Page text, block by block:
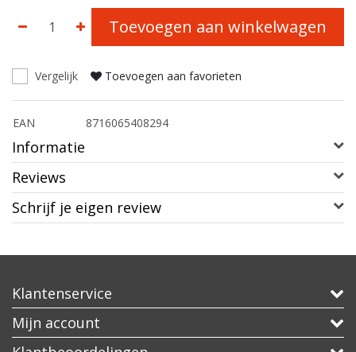
Toevoegen aan winkelwagen
Vergelijk Toevoegen aan favorieten
EAN 8716065408294
Informatie
Reviews
Schrijf je eigen review
Klantenservice
Mijn account